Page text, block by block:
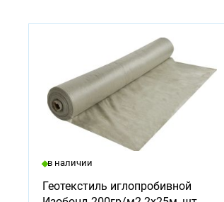
в наличии
Геотекстиль иглопробивной